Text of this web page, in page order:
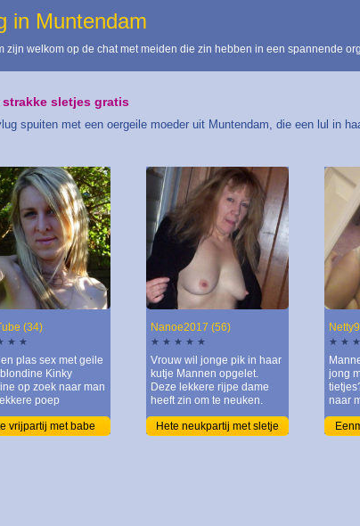
in Muntendam
zijn welkom op de chat met meiden die zin hebben in een spannende
strakke sletjes gratis
spuiten met een oergeile moeder uit Muntendam, die een lul in
(34)
★ ★
plas sex met geile
Kinky
op zoek naar man
poep
vrijpartij met babe
Nanoe2017 (56)
★ ★ ★ ★ ★
Vrouw wil jonge pik in haar
kutje Mannen opgelet.
Deze lekkere rijpe dame
heeft zin om te neuken.
Hete neukpartij met sletje
★ ★
jong
naar